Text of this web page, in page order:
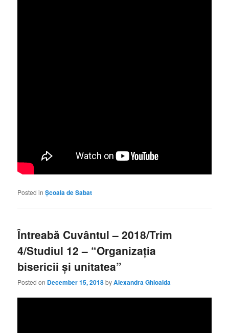
Posted in Școala de Sabat
Întreabă Cuvântul – 2018/Trim
4/Studiul 12 – “Organizația
bisericii și unitatea”
Posted on December 15, 2018byAlexandra Ghioalda